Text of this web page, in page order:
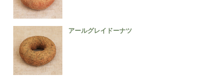
アールグレイドーナツ